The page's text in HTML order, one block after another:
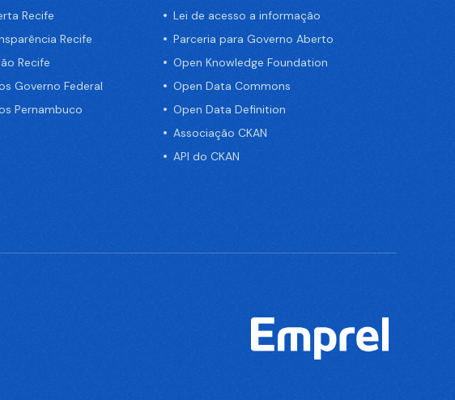
Recife
Recife
Recife
Governo Federal
Pernambuco
Lei de acesso a informação
Parceria para Governo Aberto
Open Knowledge Foundation
Open Data Commons
Open Data Definition
Associação CKAN
API do CKAN